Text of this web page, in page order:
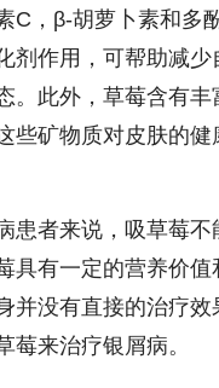
C，β-胡萝卜素和多
剂作用，可帮助减少
。此外，草莓含有丰
些矿物质对皮肤的健
患者来说，吸草莓不
具有一定的营养价值
并没有直接的治疗效
莓来治疗银屑病。